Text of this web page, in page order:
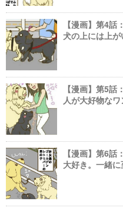
【漫画】第4
犬の上には上が
【漫画】第5
人が大好物なワ
【漫画】第6
大好き。一緒